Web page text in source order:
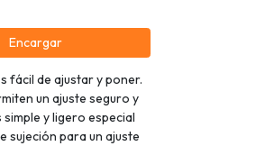
Encargar
fácil de ajustar y poner.
un ajuste seguro y
y ligero especial
sujeción para un ajuste